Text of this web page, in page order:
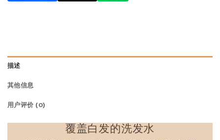
描述
其他信息
用户评价 (0)
覆盖白发的洗发水